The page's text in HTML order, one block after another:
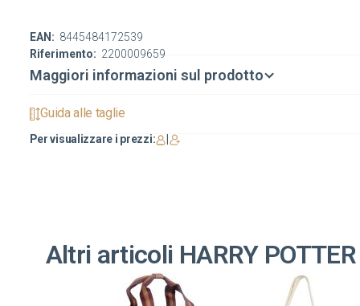
Riferimento: 2200009659
EAN: 8445484172539
Maggiori informazioni sul prodotto
Guida alle taglie
Per visualizzare i prezzi:
Altri articoli HARRY POTTER